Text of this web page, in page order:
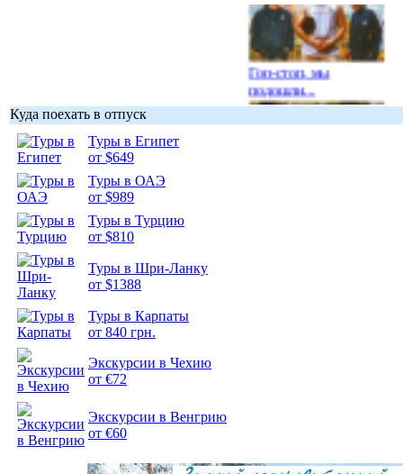
Гоп-стоп, мы
подошли...
Куда поехать в отпуск
Туры в Египет
от $649
Туры в ОАЭ
от $989
Туры в Турцию
от $810
Туры в Шри-Ланку
от $1388
Туры в Карпаты
от 840 грн.
Экскурсии в Чехию
от €72
Экскурсии в Венгрию
от €60